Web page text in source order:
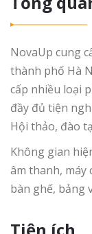
NovaUp cung
thành phố Hà
cấp nhiều loại
đầy đủ tiện
Hội thảo, đào
Không gian
âm thanh, máy
bàn ghế, bảng